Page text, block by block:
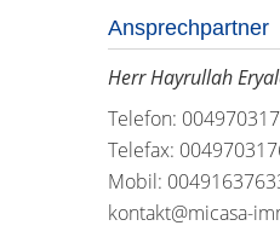
Ansprechpartner
Herr Hayrullah
Telefon:
Telefax:
Mobil:
kontakt@micasa-